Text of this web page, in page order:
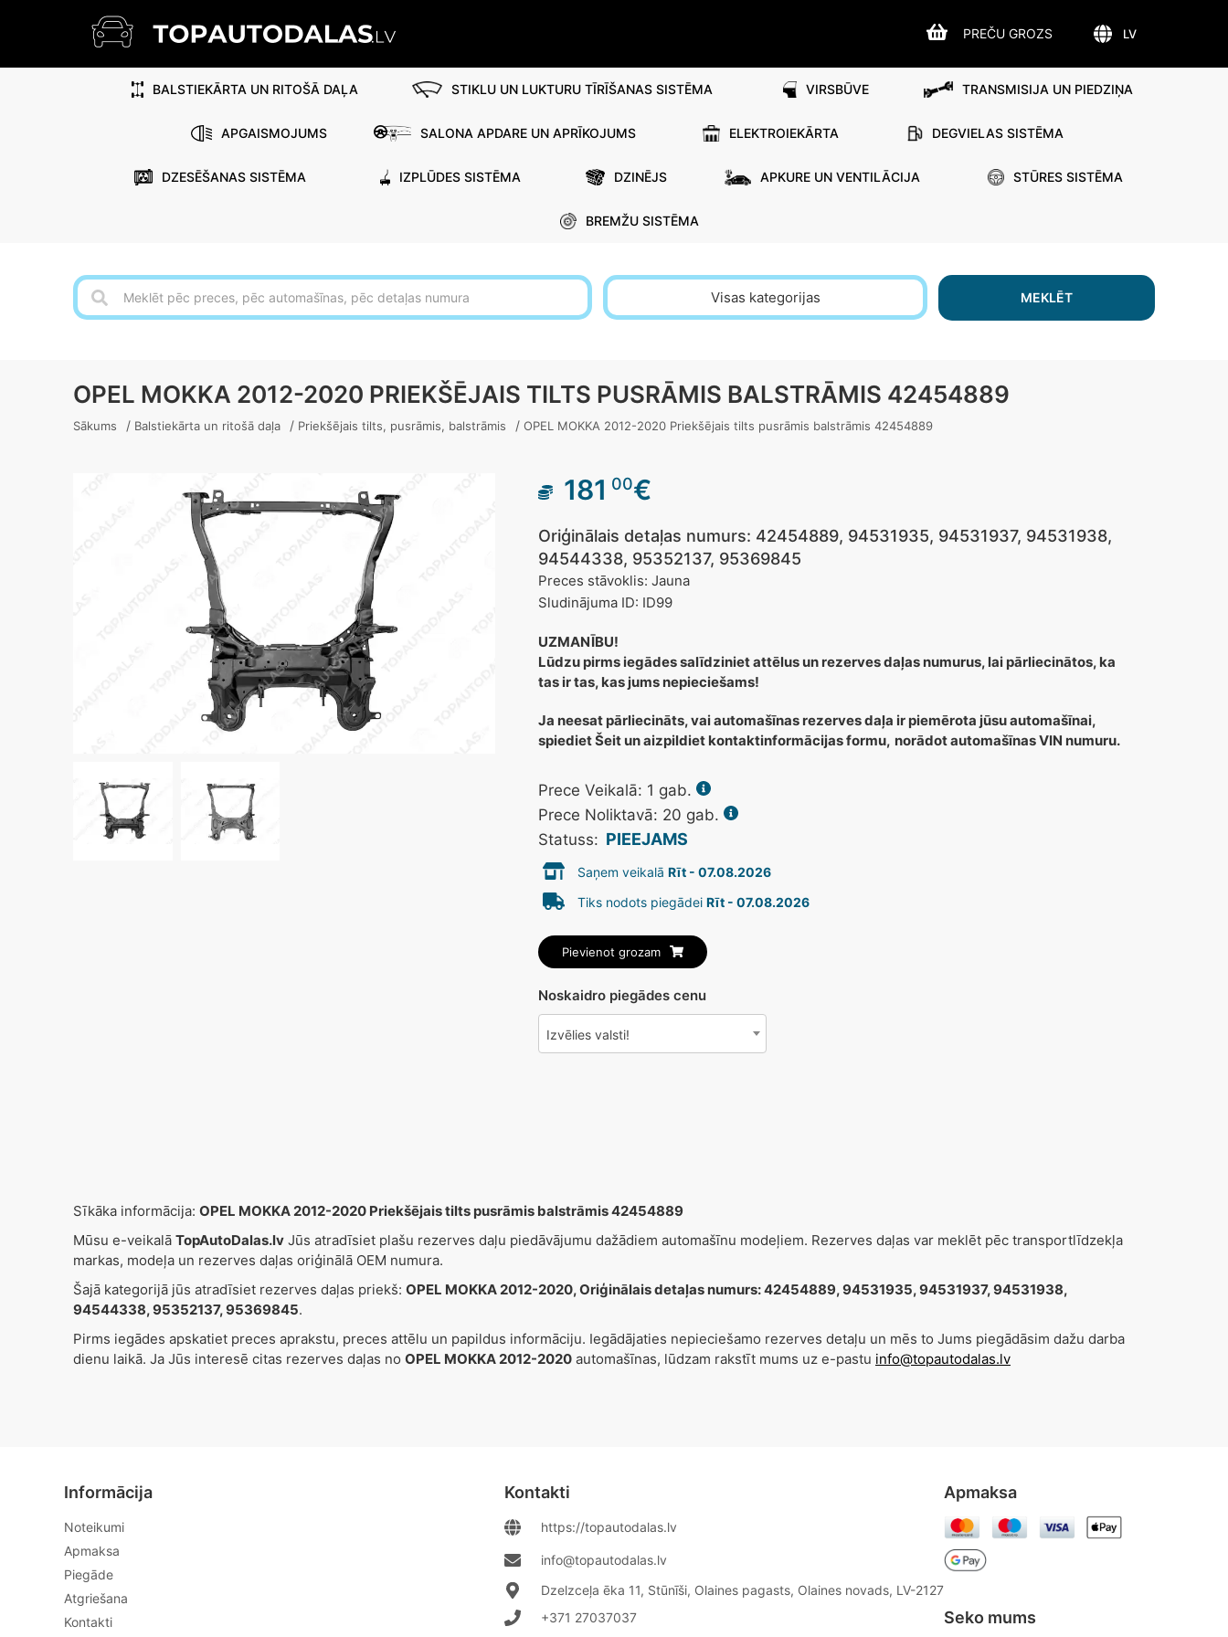
BALSTIEKĀRTA UN RITOŠĀ DAĻA STIKLU UN LUKTURU TĪRĪŠANAS SISTĒMA VIRSBŪVE TRANSMISIJA UN PIEDZIŅA
APGAISMOJUMS SALONA APDARE UN APRĪKOJUMS ELEKTROIEKĀRTA DEGVIELAS SISTĒMA
DZESĒŠANAS SISTĒMA IZPLŪDES SISTĒMA DZINĒJS APKURE UN VENTILĀCIJA STŪRES SISTĒMA
BREMŽU SISTĒMA
Visas kategorijas MEKLĒT
OPEL MOKKA 2012-2020 PRIEKŠĒJAIS TILTS PUSRĀMIS BALSTRĀMIS 42454889
Sākums / Balstiekārta un ritošā daļa / Priekšējais tilts, pusrāmis, balstrāmis / OPEL MOKKA 2012-2020 Priekšējais tilts pusrāmis balstrāmis 42454889
181 00€
Oriģinālais detaļas numurs: 42454889, 94531935, 94531937, 94531938,
94544338, 95352137, 95369845
Preces stāvoklis: Jauna
Sludinājuma ID: ID99
UZMANĪBU!
Lūdzu pirms iegādes salīdziniet attēlus un rezerves daļas numurus, lai pārliecinātos, ka
tas ir tas, kas jums nepieciešams!
Ja neesat pārliecināts, vai automašīnas rezerves daļa ir piemērota jūsu automašīnai,
spiediet Šeit un aizpildiet kontaktinformācijas formu, norādot automašīnas VIN numuru.
Prece Veikalā: 1 gab.
Prece Noliktavā: 20 gab.
Statuss: PIEEJAMS
Saņem veikalāRīt - 07.08.2026
Tiks nodots piegādeiRīt - 07.08.2026
Pievienot grozam
Noskaidro piegādes cenu
Izvēlies valsti!
Sīkāka informācija: OPEL MOKKA 2012-2020 Priekšējais tilts pusrāmis balstrāmis 42454889
Mūsu e-veikalā TopAutoDalas.lv Jūs atradīsiet plašu rezerves daļu piedāvājumu dažādiem automašīnu modeļiem. Rezerves daļas var meklēt pēc transportlīdzekļa
markas, modeļa un rezerves daļas oriģinālā OEM numura.
Šajā kategorijā jūs atradīsiet rezerves daļas priekš: OPEL MOKKA 2012-2020, Oriģinālais detaļas numurs: 42454889, 94531935, 94531937, 94531938,
94544338, 95352137, 95369845.
Pirms iegādes apskatiet preces aprakstu, preces attēlu un papildus informāciju. Iegādājaties nepieciešamo rezerves detaļu un mēs to Jums piegādāsim dažu darba
dienu laikā. Ja Jūs interesē citas rezerves daļas no OPEL MOKKA 2012-2020 automašīnas, lūdzam rakstīt mums uz e-pastu info@topautodalas.lv
Informācija
Noteikumi
Apmaksa
Piegāde
Atgriešana
Kontakti
Kontakti
https://topautodalas.lv
info@topautodalas.lv
Dzelzceļa ēka 11, Stūnīši, Olaines pagasts, Olaines novads, LV-2127
+371 27037037‬
Apmaksa
Seko mums
LV
PREČU GROZS